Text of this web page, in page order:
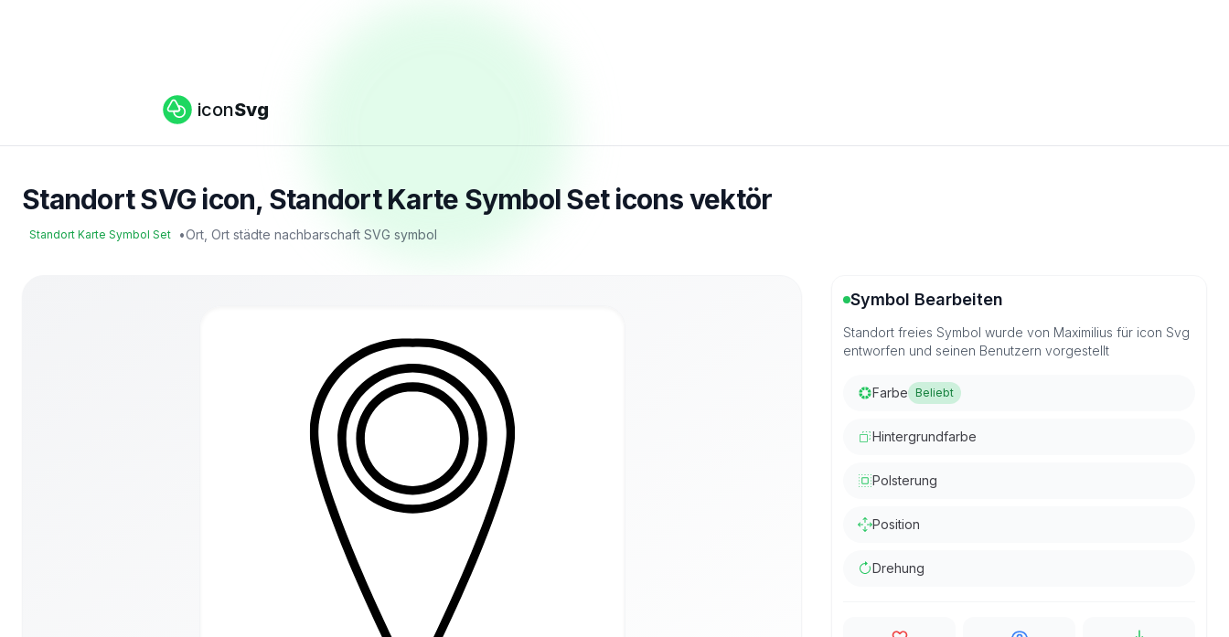
iconSvg
Standort SVG icon, Standort Karte Symbol Set icons vektör
Standort Karte Symbol Set •Ort, Ort städte nachbarschaft SVG symbol
Symbol Bearbeiten
Standort freies Symbol wurde von Maximilius für icon Svg
entworfen und seinen Benutzern vorgestellt
Farbe Beliebt
Hintergrundfarbe
Polsterung
Position
Drehung